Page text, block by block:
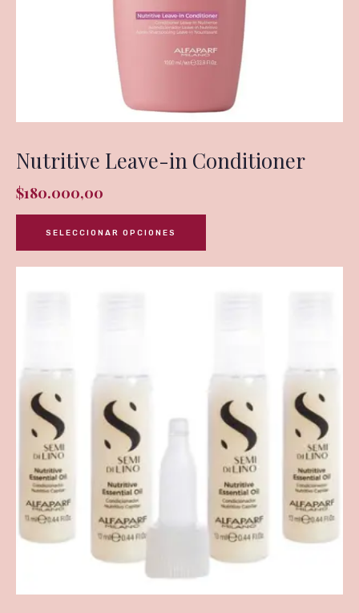
Nutritive Leave-in Conditioner
$180.000,00
SELECCIONAR OPCIONES